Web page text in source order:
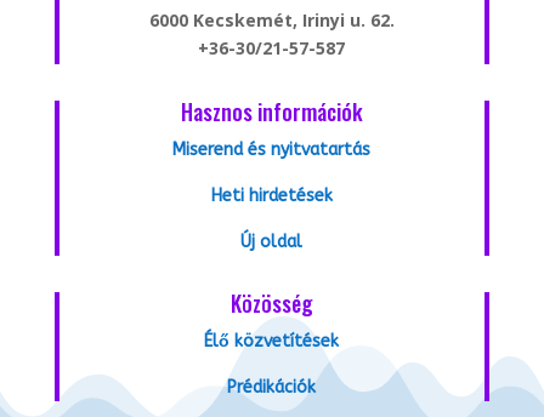
6000 Kecskemét, Irinyi u. 62.
+36-30/21-57-587
Hasznos információk
Miserend és nyitvatartás
Heti hirdetések
Új oldal
Közösség
Élő közvetítések
Prédikációk